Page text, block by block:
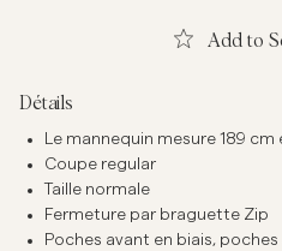
Détails
Le mannequin mesure 189
Coupe regular
Taille normale
Fermeture par braguette Zip
Poches avant en biais,